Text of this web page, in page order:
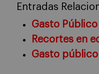
Entradas
Gasto
Recortes en
Gasto